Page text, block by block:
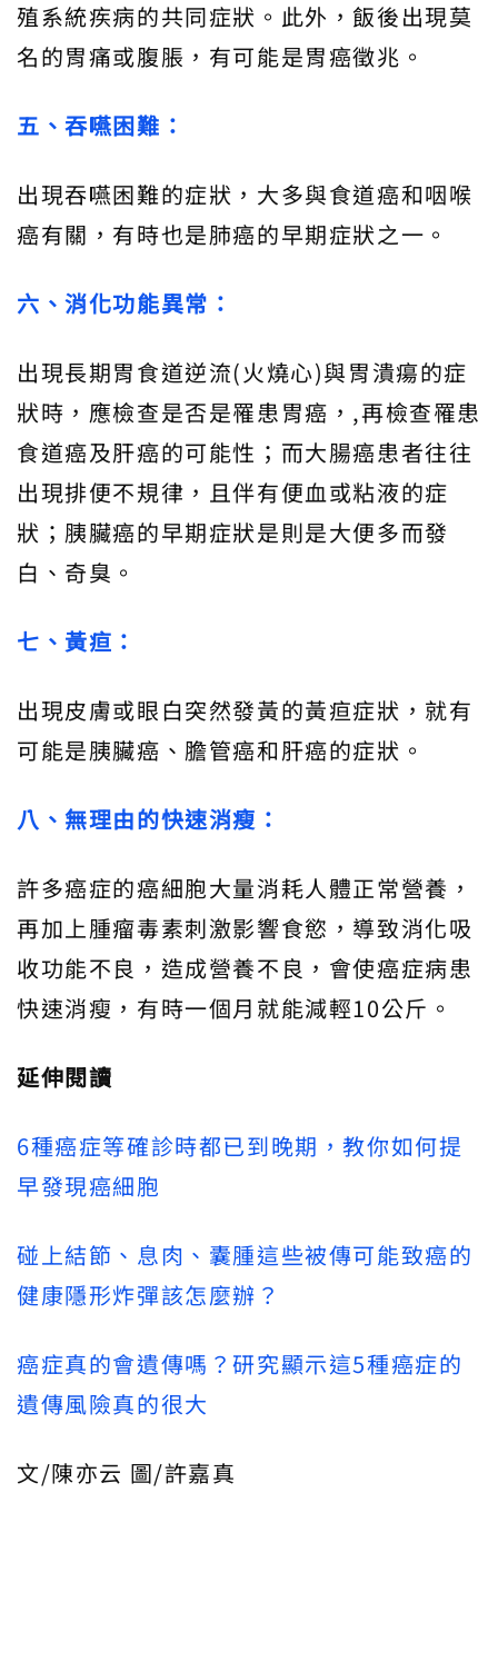
殖系統疾病的共同症狀。此外，飯後出現莫
名的胃痛或腹脹，有可能是胃癌徵兆。
五、吞嚥困難：
出現吞嚥困難的症狀，大多與食道癌和咽喉
癌有關，有時也是肺癌的早期症狀之一。
六、消化功能異常：
出現長期胃食道逆流(火燒心)與胃潰瘍的症
狀時，應檢查是否是罹患胃癌，,再檢查罹患
食道癌及肝癌的可能性；而大腸癌患者往往
出現排便不規律，且伴有便血或粘液的症
狀；胰臟癌的早期症狀是則是大便多而發
白、奇臭。
七、黃疸：
出現皮膚或眼白突然發黃的黃疸症狀，就有
可能是胰臟癌、膽管癌和肝癌的症狀。
八、無理由的快速消瘦：
許多癌症的癌細胞大量消耗人體正常營養，
再加上腫瘤毒素刺激影響食慾，導致消化吸
收功能不良，造成營養不良，會使癌症病患
快速消瘦，有時一個月就能減輕10公斤。
延伸閱讀
6種癌症等確診時都已到晚期，教你如何提
早發現癌細胞
碰上結節、息肉、囊腫這些被傳可能致癌的
健康隱形炸彈該怎麼辦？
癌症真的會遺傳嗎？研究顯示這5種癌症的
遺傳風險真的很大
文/陳亦云 圖/許嘉真